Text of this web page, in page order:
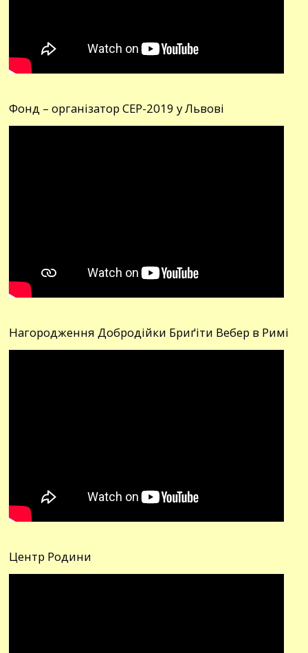
Фонд – організатор СЕР-2019 у Львові
Нагородження Добродійки Бриґіти Вебер в Римі
Центр Родини